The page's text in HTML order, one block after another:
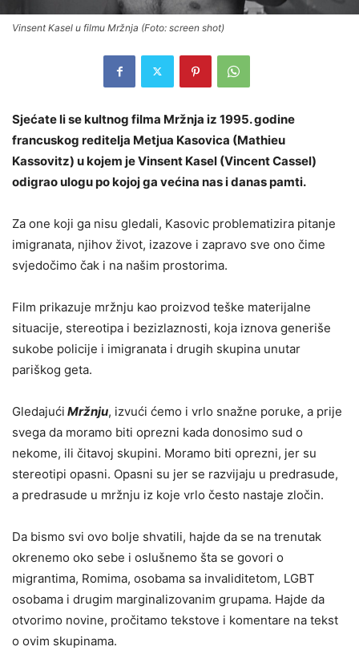
Vinsent Kasel u filmu Mržnja (Foto: screen shot)
Sjećate li se kultnog filma Mržnja iz 1995. godine
francuskog reditelja Metjua Kasovica (Mathieu
Kassovitz) u kojem je Vinsent Kasel (Vincent Cassel)
odigrao ulogu po kojoj ga većina nas i danas pamti.
Za one koji ga nisu gledali, Kasovic problematizira pitanje
imigranata, njihov život, izazove i zapravo sve ono čime
svjedočimo čak i na našim prostorima.
Film prikazuje mržnju kao proizvod teške materijalne
situacije, stereotipa i bezizlaznosti, koja iznova generiše
sukobe policije i imigranata i drugih skupina unutar
pariškog geta.
Gledajući Mržnju, izvući ćemo i vrlo snažne poruke, a prije
svega da moramo biti oprezni kada donosimo sud o
nekome, ili čitavoj skupini. Moramo biti oprezni, jer su
stereotipi opasni. Opasni su jer se razvijaju u predrasude,
a predrasude u mržnju iz koje vrlo često nastaje zločin.
Da bismo svi ovo bolje shvatili, hajde da se na trenutak
okrenemo oko sebe i oslušnemo šta se govori o
migrantima, Romima, osobama sa invaliditetom, LGBT
osobama i drugim marginalizovanim grupama. Hajde da
otvorimo novine, pročitamo tekstove i komentare na tekst
o ovim skupinama.